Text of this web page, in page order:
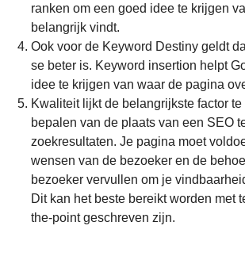
ranken om een goed idee te krijgen
belangrijk vindt.
Ook voor de Keyword Destiny geldt
se beter is. Keyword insertion helpt
idee te krijgen van waar de pagina
Kwaliteit lijkt de belangrijkste factor
bepalen van de plaats van een SEO
zoekresultaten. Je pagina moet
wensen van de bezoeker en de
bezoeker vervullen om je
Dit kan het beste bereikt worden met
the-point geschreven zijn.